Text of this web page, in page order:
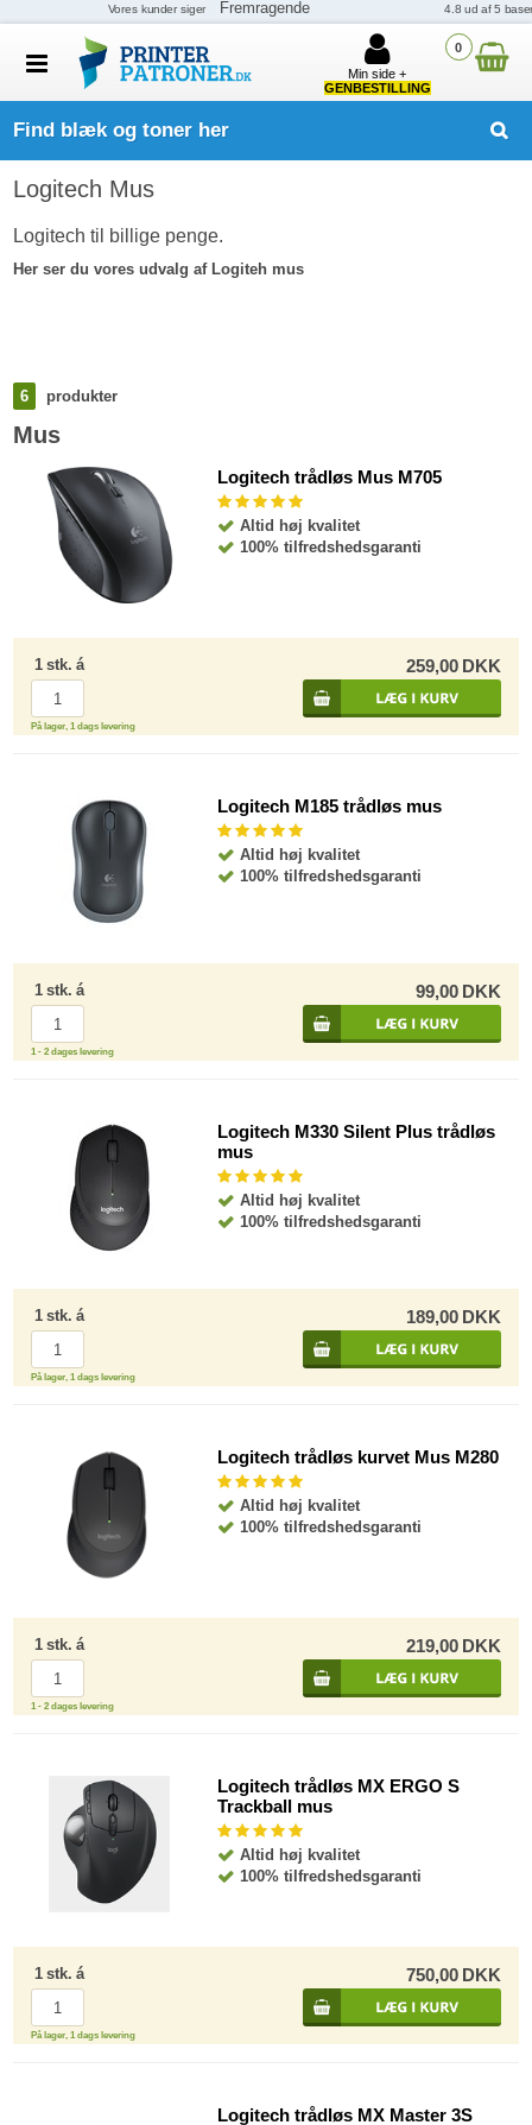
0
Min side +
GENBESTILLING
Find blæk og toner her
Logitech Mus
Logitech til billige penge.
Her ser du vores udvalg af Logiteh mus
6 produkter
Mus
Logitech trådløs Mus M705
Altid høj kvalitet
100% tilfredshedsgaranti
1 stk. á 259,00 DKK
På lager, 1 dags levering
Logitech M185 trådløs mus
Altid høj kvalitet
100% tilfredshedsgaranti
1 stk. á 99,00 DKK
1 - 2 dages levering
Logitech M330 Silent Plus trådløs
mus
Altid høj kvalitet
100% tilfredshedsgaranti
1 stk. á 189,00 DKK
På lager, 1 dags levering
Logitech trådløs kurvet Mus M280
Altid høj kvalitet
100% tilfredshedsgaranti
1 stk. á 219,00 DKK
1 - 2 dages levering
Logitech trådløs MX ERGO S
Trackball mus
Altid høj kvalitet
100% tilfredshedsgaranti
1 stk. á 750,00 DKK
På lager, 1 dags levering
Logitech trådløs MX Master 3S